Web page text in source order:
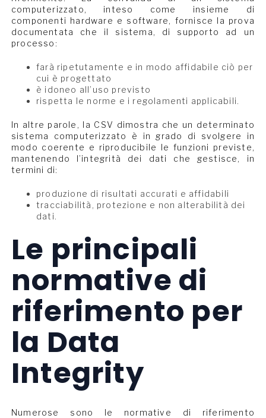
computerizzato, inteso come insieme di
componenti hardware e software, fornisce la prova
documentata che il sistema, di supporto ad un
processo:
farà ripetutamente e in modo affidabile ciò per
cui è progettato
è idoneo all’uso previsto
rispetta le norme e i regolamenti applicabili.
In altre parole, la CSV dimostra che un determinato
sistema computerizzato è in grado di svolgere in
modo coerente e riproducibile le funzioni previste,
mantenendo l’integrità dei dati che gestisce, in
termini di:
produzione di risultati accurati e affidabili
tracciabilità, protezione e non alterabilità dei
dati.
Le principali
normative di
riferimento per
la Data
Integrity
Numerose sono le normative di riferimento